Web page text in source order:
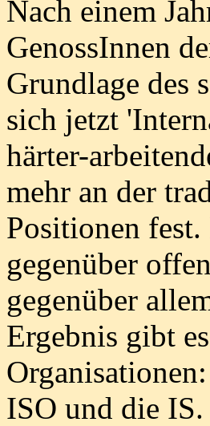
Nach einem
GenossInnen
Grundlage des
sich jetzt
härter-
mehr an der
Positionen
gegenüber
gegenüber
Ergebnis gibt
ISO und die IS.